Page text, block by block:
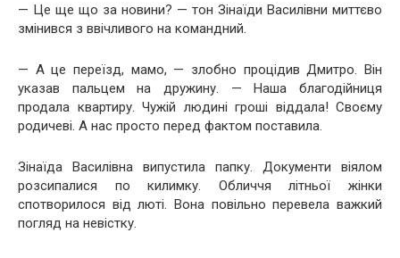
— Це ще що за новини? — тон Зінаїди Василівни миттєво
змінився з ввічливого на командний.
— А це переїзд, мамо, — злобно процідив Дмитро. Він
указав пальцем на дружину. — Наша благодійниця
продала квартиру. Чужій людині гроші віддала! Своєму
родичеві. А нас просто перед фактом поставила.
Зінаїда Василівна випустила папку. Документи віялом
розсипалися по килимку. Обличчя літньої жінки
спотворилося від люті. Вона повільно перевела важкий
погляд на невістку.